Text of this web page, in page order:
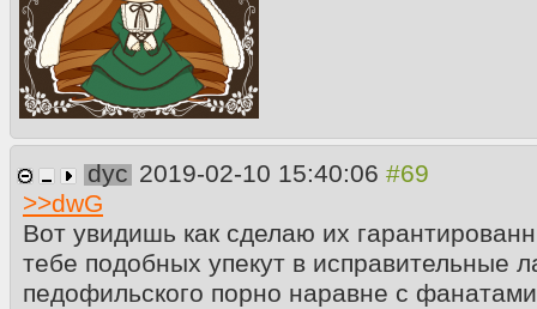
dyc 2019-02-10 15:40:06
>>dwG
Вот увидишь как сделаю их
тебе подобных упекут в исправительные
педофильского порно наравне с